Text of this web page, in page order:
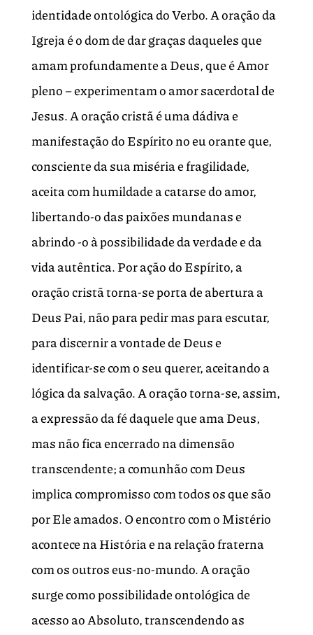
identidade ontológica do Verbo. A oração da
Igreja é o dom de dar graças daqueles que
amam profundamente a Deus, que é Amor
pleno – experimentam o amor sacerdotal de
Jesus. A oração cristã é uma dádiva e
manifestação do Espírito no eu orante que,
consciente da sua miséria e fragilidade,
aceita com humildade a catarse do amor,
libertando-o das paixões mundanas e
abrindo -o à possibilidade da verdade e da
vida autêntica. Por ação do Espírito, a
oração cristã torna-se porta de abertura a
Deus Pai, não para pedir mas para escutar,
para discernir a vontade de Deus e
identificar-se com o seu querer, aceitando a
lógica da salvação. A oração torna-se, assim,
a expressão da fé daquele que ama Deus,
mas não fica encerrado na dimensão
transcendente; a comunhão com Deus
implica compromisso com todos os que são
por Ele amados. O encontro com o Mistério
acontece na História e na relação fraterna
com os outros eus-no-mundo. A oração
surge como possibilidade ontológica de
acesso ao Absoluto, transcendendo as